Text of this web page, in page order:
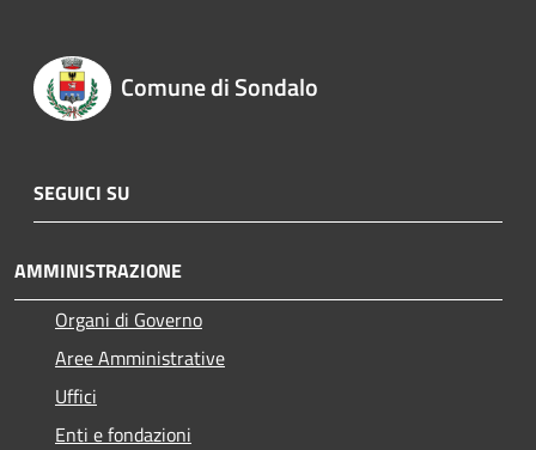
Comune di Sondalo
SEGUICI SU
AMMINISTRAZIONE
Organi di Governo
Aree Amministrative
Uffici
Enti e fondazioni